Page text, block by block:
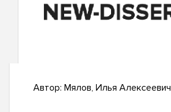
Автор: Мялов, Илья Алексеевич